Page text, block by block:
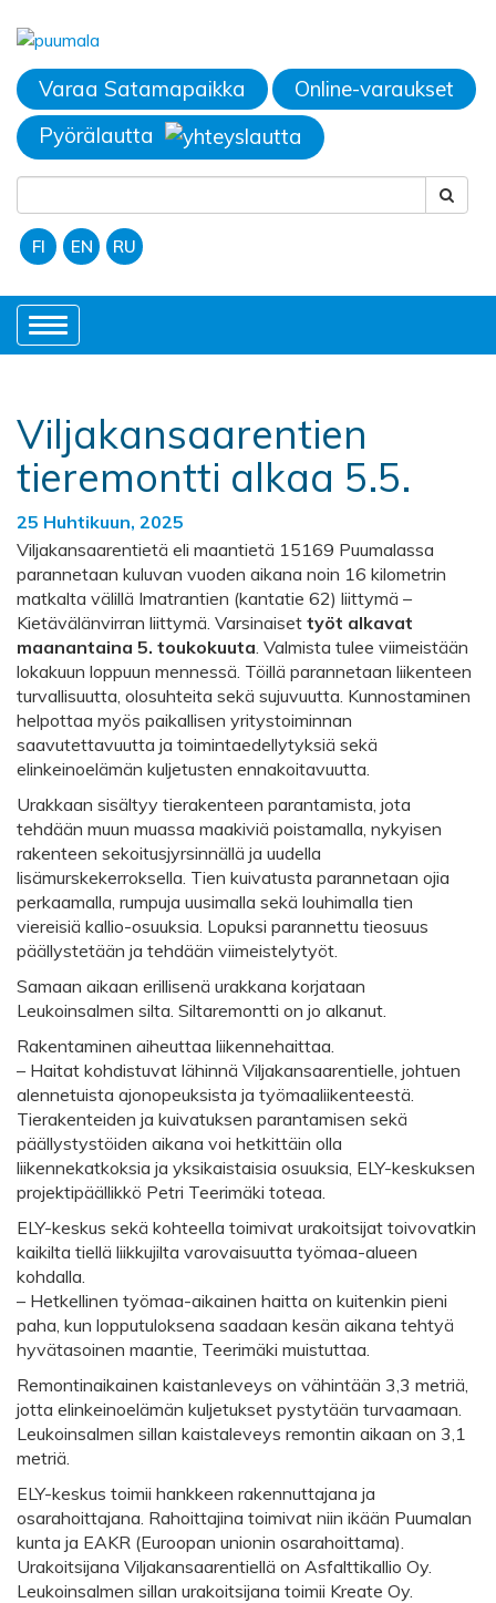
Varaa Satamapaikka
Online-varaukset
Pyörälautta
FI EN RU
Toggle
navigation
Viljakansaarentien
tieremontti alkaa 5.5.
25 Huhtikuun, 2025
Viljakansaarentietä eli maantietä 15169 Puumalassa
parannetaan kuluvan vuoden aikana noin 16 kilometrin
matkalta välillä Imatrantien (kantatie 62) liittymä –
Kietävälänvirran liittymä. Varsinaiset työt alkavat
maanantaina 5. toukokuuta . Valmista tulee viimeistään
lokakuun loppuun mennessä. Töillä parannetaan liikenteen
turvallisuutta, olosuhteita sekä sujuvuutta. Kunnostaminen
helpottaa myös paikallisen yritystoiminnan
saavutettavuutta ja toimintaedellytyksiä sekä
elinkeinoelämän kuljetusten ennakoitavuutta.
Urakkaan sisältyy tierakenteen parantamista, jota
tehdään muun muassa maakiviä poistamalla, nykyisen
rakenteen sekoitusjyrsinnällä ja uudella
lisämurskekerroksella. Tien kuivatusta parannetaan ojia
perkaamalla, rumpuja uusimalla sekä louhimalla tien
viereisiä kallio-osuuksia. Lopuksi parannettu tieosuus
päällystetään ja tehdään viimeistelytyöt.
Samaan aikaan erillisenä urakkana korjataan
Leukoinsalmen silta. Siltaremontti on jo alkanut.
Rakentaminen aiheuttaa liikennehaittaa.
– Haitat kohdistuvat lähinnä Viljakansaarentielle, johtuen
alennetuista ajonopeuksista ja työmaaliikenteestä.
Tierakenteiden ja kuivatuksen parantamisen sekä
päällystystöiden aikana voi hetkittäin olla
liikennekatkoksia ja yksikaistaisia osuuksia, ELY-keskuksen
projektipäällikkö Petri Teerimäki toteaa.
ELY-keskus sekä kohteella toimivat urakoitsijat toivovatkin
kaikilta tiellä liikkujilta varovaisuutta työmaa-alueen
kohdalla.
– Hetkellinen työmaa-aikainen haitta on kuitenkin pieni
paha, kun lopputuloksena saadaan kesän aikana tehtyä
hyvätasoinen maantie, Teerimäki muistuttaa.
Remontinaikainen kaistanleveys on vähintään 3,3 metriä,
jotta elinkeinoelämän kuljetukset pystytään turvaamaan.
Leukoinsalmen sillan kaistaleveys remontin aikaan on 3,1
metriä.
ELY-keskus toimii hankkeen rakennuttajana ja
osarahoittajana. Rahoittajina toimivat niin ikään Puumalan
kunta ja EAKR (Euroopan unionin osarahoittama).
Urakoitsijana Viljakansaarentiellä on Asfalttikallio Oy.
Leukoinsalmen sillan urakoitsijana toimii Kreate Oy.